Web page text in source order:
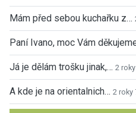
Mám před sebou kuchařku z…
Paní Ivano, moc Vám
Já je dělám trošku jinak,… 2
A kde je na orientalnich… 2 roky